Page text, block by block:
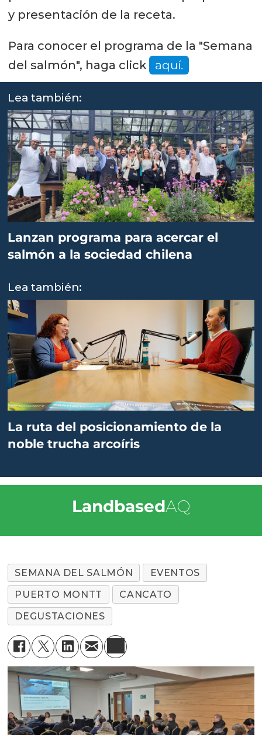
y presentación de la receta.
Para conocer el programa de la "Semana
del salmón", haga click
aquí.
Lea también:
Lanzan programa para acercar el
salmón a la sociedad chilena
Lea también:
La ruta del posicionamiento de la
noble trucha arcoíris
LandbasedAQ
SEMANA DEL SALMÓN
EVENTOS
PUERTO MONTT
CANCATO
DEGUSTACIONES